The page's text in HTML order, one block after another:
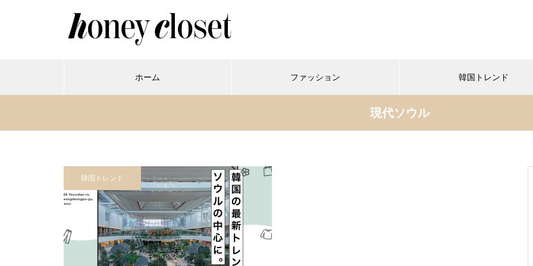
ホーム ファッション 韓国トレンド
現代ソウル
韓国トレンド